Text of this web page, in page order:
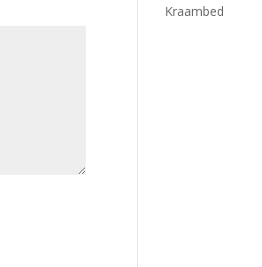
Kraambed